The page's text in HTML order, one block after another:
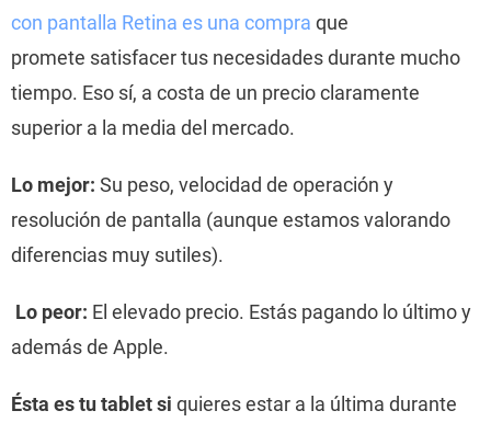
con pantalla Retina es una compra que
promete satisfacer tus necesidades durante mucho
tiempo. Eso sí, a costa de un precio claramente
superior a la media del mercado.
Lo mejor: Su peso, velocidad de operación y
resolución de pantalla (aunque estamos valorando
diferencias muy sutiles).
Lo peor: El elevado precio. Estás pagando lo último y
además de Apple.
Ésta es tu tablet si quieres estar a la última durante